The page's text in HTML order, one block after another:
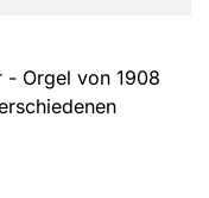
- Orgel von 1908